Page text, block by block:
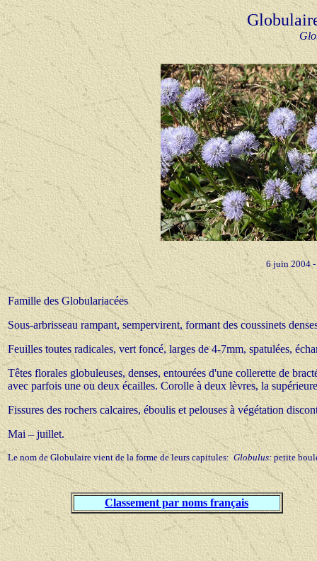
6 juin 2004 -
Famille des Globulariacées
Sous-arbrisseau rampant, sempervirent, formant des coussinets
Feuilles toutes radicales, vert foncé, larges de 4-7mm, spatulées,
Têtes florales globuleuses, denses, entourées d'une collerette de
avec parfois une ou deux écailles. Corolle à deux lèvres, la
Fissures des rochers calcaires, éboulis et pelouses à végétation
Mai – juillet.
Le nom de Globulaire vient de la forme de leurs capitules: Globulus: petite
Classement par noms français